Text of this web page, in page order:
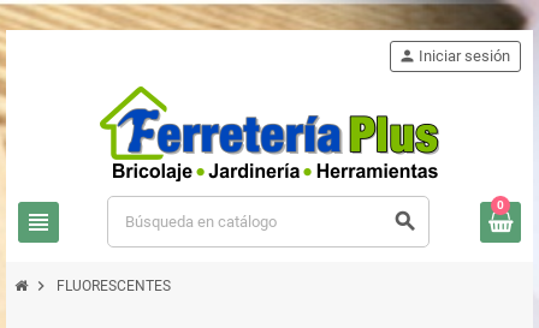
view_headline search
person Iniciar sesión
0
chevron_right FLUORESCENTES